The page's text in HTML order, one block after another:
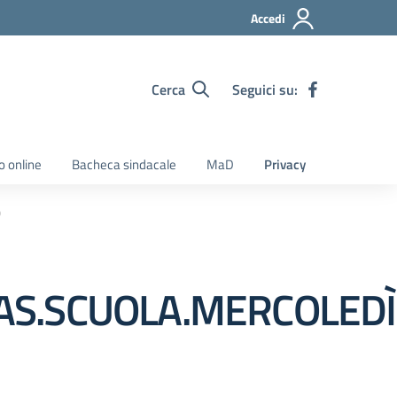
Accedi
Cerca Seguici su:
online Bacheca sindacale MaD Privacy